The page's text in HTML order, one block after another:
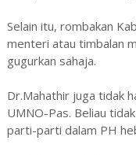
Selain itu, rombakan
menteri atau timbalan
gugurkan sahaja.
Dr.Mahathir juga tidak
UMNO-Pas. Beliau
parti-parti dalam PH